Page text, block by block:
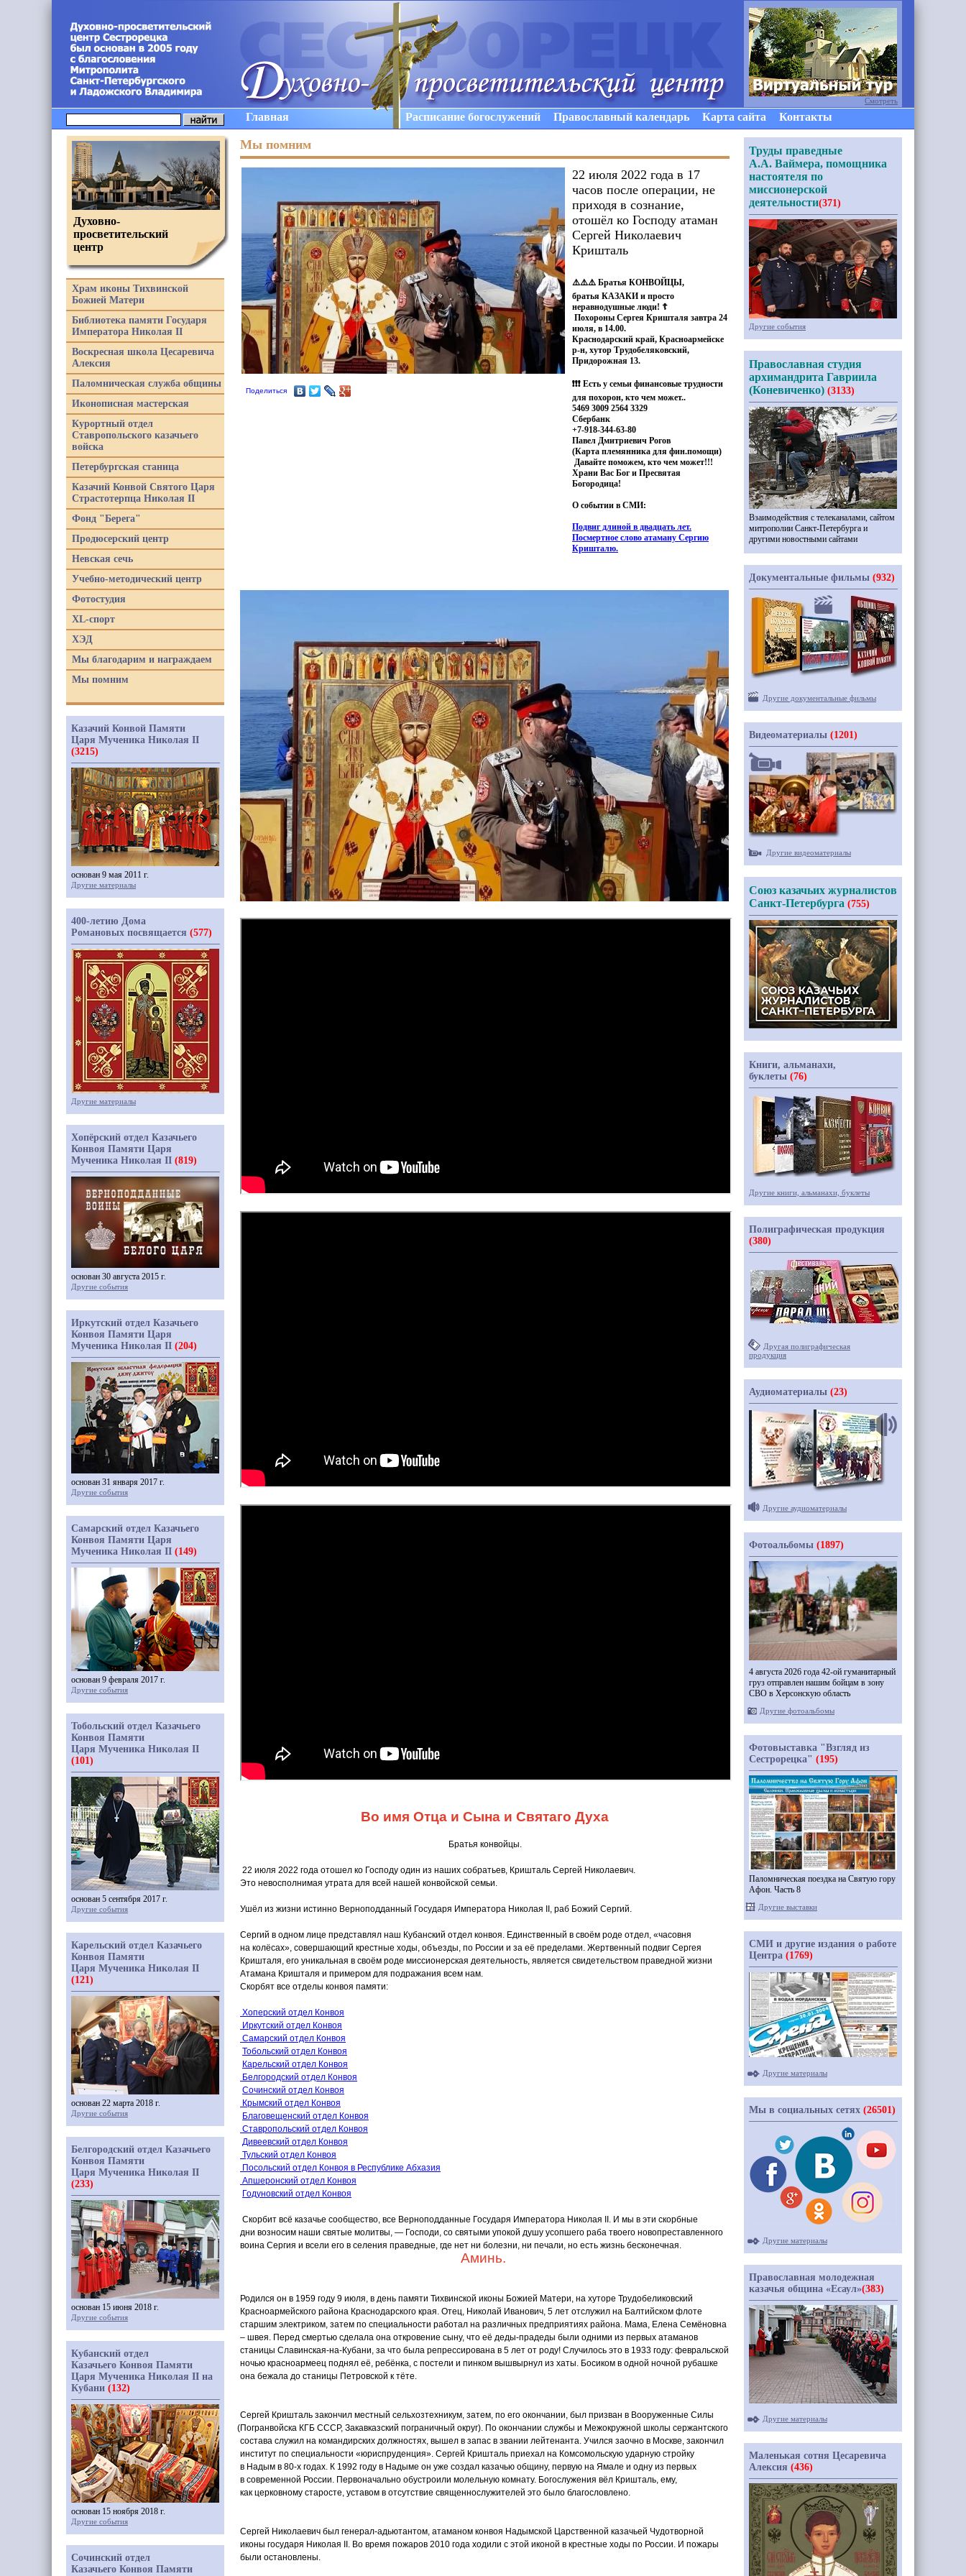
Главная Расписание богослужений Православный календарь Карта сайта Контакты
Мы помним
Поделиться
22 июля 2022 года в 17
часов после операции, не
приходя в сознание,
отошёл ко Господу атаман
Сергей Николаевич
Кришталь
⚠️⚠️⚠️ Братья КОНВОЙЦЫ,
братья КАЗАКИ и просто
неравнодушные люди! ☦
Похороны Сергея Кришталя завтра 24
июля, в 14.00.
Краснодарский край, Красноармейске
р-н, хутор Трудобеляковский,
Придорожная 13.
❗❗❗ Есть у семьи финансовые трудности
для похорон, кто чем может..
5469 3009 2564 3329
Сбербанк
+7-918-344-63-80
Павел Дмитриевич Рогов
(Карта племянника для фин.помощи)
Давайте поможем, кто чем может!!!
Храни Вас Бог и Пресвятая
Богородица!
О событии в СМИ:
Подвиг длиной в двадцать лет.
Посмертное слово атаману Сергию
Кришталю.
Во имя Отца и Сына и Святаго Духа
Братья конвойцы.
22 июля 2022 года отошел ко Господу один из наших собратьев, Кришталь Сергей Николаевич.
Это невосполнимая утрата для всей нашей конвойской семьи.
Ушёл из жизни истинно Верноподданный Государя Императора Николая II, раб Божий Сергий.
Сергий в одном лице представлял наш Кубанский отдел конвоя. Единственный в своём роде отдел, «часовня
на колёсах», совершающий крестные ходы, объезды, по России и за её пределами. Жертвенный подвиг Сергея
Кришталя, его уникальная в своём роде миссионерская деятельность, является свидетельством праведной жизни
Атамана Кришталя и примером для подражания всем нам.
Скорбят все отделы конвоя памяти:
Хоперский отдел Конвоя
Иркутский отдел Конвоя
Самарский отдел Конвоя
Тобольский отдел Конвоя
Карельский отдел Конвоя
Белгородский отдел Конвоя
Сочинский отдел Конвоя
Крымский отдел Конвоя
Благовещенский отдел Конвоя
Ставропольский отдел Конвоя
Дивеевский отдел Конвоя
Тульский отдел Конвоя
Посольский отдел Конвоя в Республике Абхазия
Апшеронский отдел Конвоя
Годуновский отдел Конвоя
Скорбит всё казачье сообщество, все Верноподданные Государя Императора Николая II. И мы в эти скорбные
дни возносим наши святые молитвы, — Господи, со святыми упокой душу усопшего раба твоего новопреставленного
воина Сергия и всели его в селения праведные, где нет ни болезни, ни печали, но есть жизнь бесконечная.
Аминь.
Родился он в 1959 году 9 июля, в день памяти Тихвинской иконы Божией Матери, на хуторе Трудобеликовский
Красноармейского района Краснодарского края. Отец, Николай Иванович, 5 лет отслужил на Балтийском флоте
старшим электриком, затем по специальности работал на различных предприятиях района. Мама, Елена Семёновна
– швея. Перед смертью сделала она откровение сыну, что её деды-прадеды были одними из первых атаманов
станицы Славинская-на-Кубани, за что была репрессирована в 5 лет от роду! Случилось это в 1933 году: февральской
ночью красноармеец поднял её, ребёнка, с постели и пинком вышвырнул из хаты. Босиком в одной ночной рубашке
она бежала до станицы Петровской к тёте.
Сергей Кришталь закончил местный сельхозтехникум, затем, по его окончании, был призван в Вооруженные Силы
(Погранвойска КГБ СССР, Закавказский пограничный округ). По окончании службы и Межокружной школы сержантского
состава служил на командирских должностях, вышел в запас в звании лейтенанта. Учился заочно в Москве, закончил
институт по специальности «юриспруденция». Сергей Кришталь приехал на Комсомольскую ударную стройку
в Надым в 80-х годах. К 1992 году в Надыме он уже создал казачью общину, первую на Ямале и одну из первых
в современной России. Первоначально обустроили молельную комнату. Богослужения вёл Кришталь, ему,
как церковному старосте, уставом в отсутствие священнослужителей это было благословлено.
Сергей Николаевич был генерал-адьютантом, атаманом конвоя Надымской Царственной казачьей Чудотворной
иконы государя Николая II. Во время пожаров 2010 года ходили с этой иконой в крестные ходы по России. И пожары
были остановлены.
Духовно-
просветительский
центр
Храм иконы Тихвинской
Божией Матери
Библиотека памяти Государя
Императора Николая II
Воскресная школа Цесаревича
Алексия
Паломническая служба общины
Иконописная мастерская
Курортный отдел
Ставропольского казачьего
войска
Петербургская станица
Казачий Конвой Святого Царя
Страстотерпца Николая II
Фонд "Берега"
Продюсерский центр
Невская сечь
Учебно-методический центр
Фотостудия
XL-спорт
ХЭД
Мы благодарим и награждаем
Мы помним
Казачий Конвой Памяти
Царя Мученика Николая II
(3215)
основан 9 мая 2011 г.
Другие материалы
400-летию Дома
Романовых посвящается (577)
Другие материалы
Хопёрский отдел Казачьего
Конвоя Памяти Царя
Мученика Николая II (819)
основан 30 августа 2015 г.
Другие события
Иркутский отдел Казачьего
Конвоя Памяти Царя
Мученика Николая II (204)
основан 31 января 2017 г.
Другие события
Самарский отдел Казачьего
Конвоя Памяти Царя
Мученика Николая II (149)
основан 9 февраля 2017 г.
Другие события
Тобольский отдел Казачьего
Конвоя Памяти
Царя Мученика Николая II
(101)
основан 5 сентября 2017 г.
Другие события
Карельский отдел Казачьего
Конвоя Памяти
Царя Мученика Николая II
(121)
основан 22 марта 2018 г.
Другие события
Белгородский отдел Казачьего
Конвоя Памяти
Царя Мученика Николая II
(233)
основан 15 июня 2018 г.
Другие события
Кубанский отдел
Казачьего Конвоя Памяти
Царя Мученика Николая II на
Кубани (132)
основан 15 ноября 2018 г.
Другие события
Сочинский отдел
Казачьего Конвоя Памяти
Смотреть
Труды праведные
А.А. Ваймера, помощника
настоятеля по
миссионерской
деятельности(371)
Другие события
Православная студия
архимандрита Гавриила
(Коневиченко) (3133)
Взаимодействия с телеканалами, сайтом
митрополии Санкт-Петербурга и
другими новостными сайтами
Документальные фильмы (932)
Другие документальные фильмы
Видеоматериалы (1201)
Другие видеоматериалы
Союз казачьих журналистов
Санкт-Петербурга (755)
Книги, альманахи,
буклеты (76)
Другие книги, альманахи, буклеты
Полиграфическая продукция
(380)
Другая полиграфическая
продукция
Аудиоматериалы (23)
Другие аудиоматериалы
Фотоальбомы (1897)
4 августа 2026 года 42-ой гуманитарный
груз отправлен нашим бойцам в зону
СВО в Херсонскую область
Другие фотоальбомы
Фотовыставка "Взгляд из
Сестрорецка" (195)
Паломническая поездка на Святую гору
Афон. Часть 8
Другие выставки
СМИ и другие издания о работе
Центра (1769)
Другие материалы
Мы в социальных сетях (26501)
Другие материалы
Православная молодежная
казачья община «Есаул»(383)
Другие материалы
Маленькая сотня Цесаревича
Алексия (436)